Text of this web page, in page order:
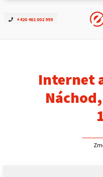
+420 461 002 999
Ověřit
ČEZNET TV
Internet